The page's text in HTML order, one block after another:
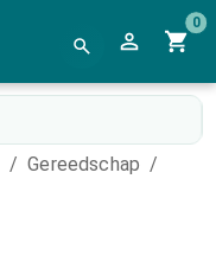
0
/ Gereedschap /